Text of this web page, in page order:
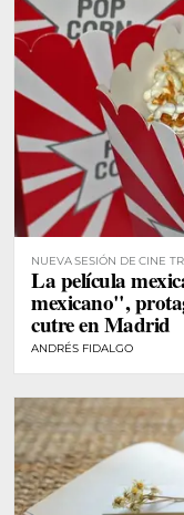
NUEVA SESIÓN DE CINE
La película
mexicano",
cutre en Madrid
ANDRÉS FIDALGO